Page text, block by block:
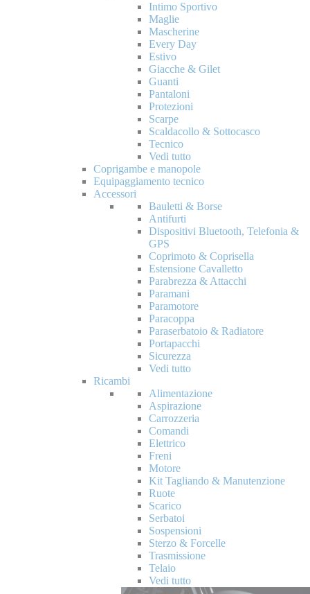
Intimo Sportivo
Maglie
Mascherine
Every Day
Estivo
Giacche & Gilet
Guanti
Pantaloni
Protezioni
Scarpe
Scaldacollo & Sottocasco
Tecnico
Vedi tutto
Coprigambe e manopole
Equipaggiamento tecnico
Accessori
Bauletti & Borse
Antifurti
Dispositivi Bluetooth, Telefonia &
GPS
Coprimoto & Coprisella
Estensione Cavalletto
Parabrezza & Attacchi
Paramani
Paramotore
Paracoppa
Paraserbatoio & Radiatore
Portapacchi
Sicurezza
Vedi tutto
Ricambi
Alimentazione
Aspirazione
Carrozzeria
Comandi
Elettrico
Freni
Motore
Kit Tagliando & Manutenzione
Ruote
Scarico
Serbatoi
Sospensioni
Sterzo & Forcelle
Trasmissione
Telaio
Vedi tutto